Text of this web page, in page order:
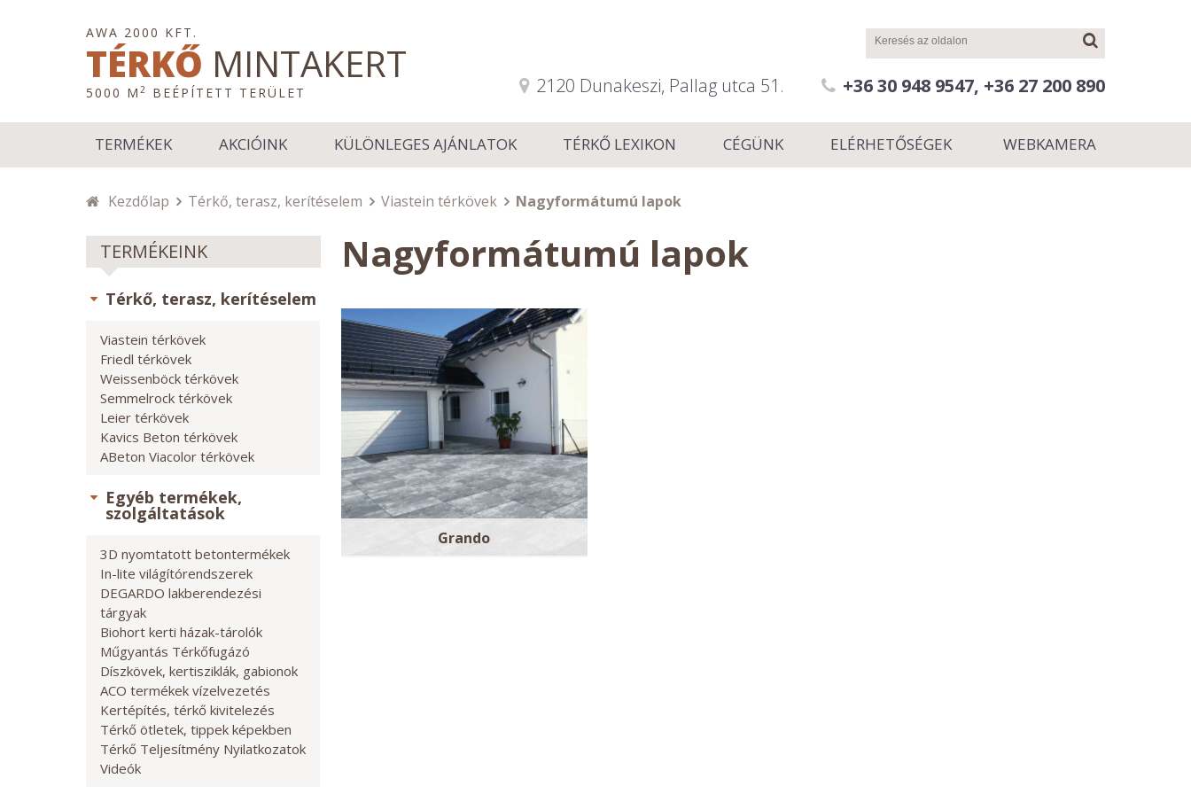
AWA 2000 KFT.
TÉRKŐ MINTAKERT
5000 M 2 BEÉPÍTETT TERÜLET 2120 Dunakeszi, Pallag utca 51. +36 30 948 9547, +36 27 200 890
TERMÉKEK AKCIÓINK KÜLÖNLEGES AJÁNLATOK TÉRKŐ LEXIKON CÉGÜNK ELÉRHETŐSÉGEK WEBKAMERA
Kezdőlap Térkő, terasz, kerítéselem Viastein térkövek Nagyformátumú lapok
TERMÉKEINK
Térkő, terasz, kerítéselem
Viastein térkövek
Friedl térkövek
Weissenböck térkövek
Semmelrock térkövek
Leier térkövek
Kavics Beton térkövek
ABeton Viacolor térkövek
Egyéb termékek,
szolgáltatások
3D nyomtatott betontermékek
In-lite világítórendszerek
DEGARDO lakberendezési
tárgyak
Biohort kerti házak-tárolók
Műgyantás Térkőfugázó
Díszkövek, kertisziklák, gabionok
ACO termékek vízelvezetés
Kertépítés, térkő kivitelezés
Térkő ötletek, tippek képekben
Térkő Teljesítmény Nyilatkozatok
Videók
Nagyformátumú lapok
Grando